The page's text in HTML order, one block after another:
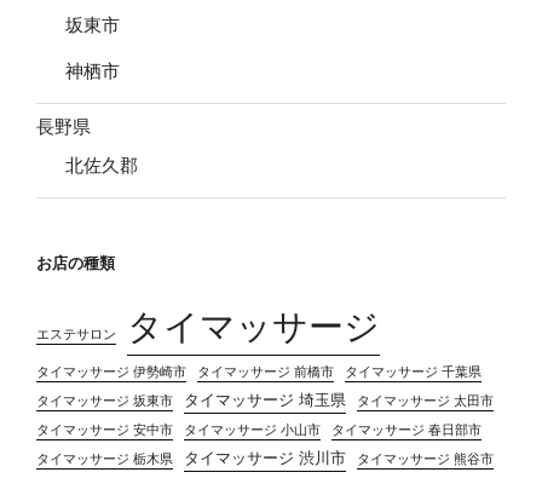
坂東市
神栖市
長野県
北佐久郡
お店の種類
エステサロン タイマッサージ
タイマッサージ 伊勢崎市 タイマッサージ 前橋市
タイマッサージ 千葉県
タイマッサージ 坂東市
タイマッサージ 埼玉県
タイマッサージ 太田市
タイマッサージ 安中市
タイマッサージ 小山市
タイマッサージ 春日部市
タイマッサージ 栃木県
タイマッサージ 渋川市 タイマッサージ 熊谷市